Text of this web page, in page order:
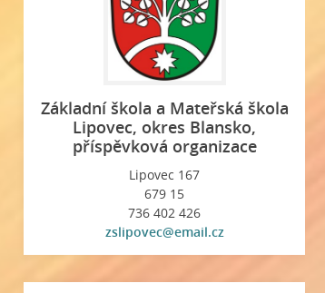
Základní škola a Mateřská škola
Lipovec, okres Blansko,
příspěvková organizace
Lipovec 167
679 15
736 402 426
zslipovec@email.cz